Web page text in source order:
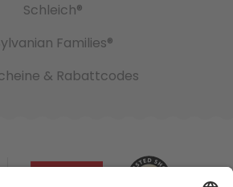
Schleich®
Families®
& Rabattcodes